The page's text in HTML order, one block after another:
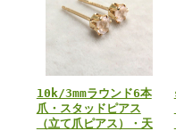
10k/3mmラウンド6本
爪・スタッドピアス
（立て爪ピアス）・天